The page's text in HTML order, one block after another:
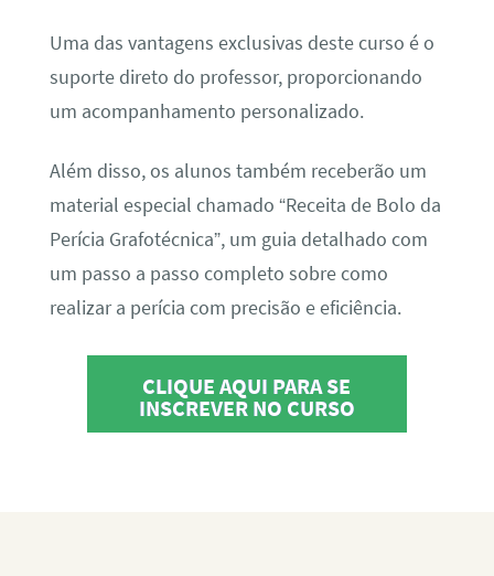
Uma das vantagens exclusivas deste curso é o
suporte direto do professor, proporcionando
um acompanhamento personalizado.
Além disso, os alunos também receberão um
material especial chamado “Receita de Bolo da
Perícia Grafotécnica”, um guia detalhado com
um passo a passo completo sobre como
realizar a perícia com precisão e eficiência.
CLIQUE AQUI PARA SE
INSCREVER NO CURSO